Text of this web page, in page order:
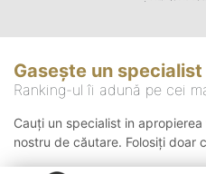
Gasește un specialist
Ranking-ul îi adună pe cei
Cauți un specialist in
nostru de căutare. Folosiți doar